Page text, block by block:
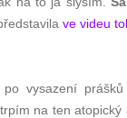
ve videu
vysazení
na ten